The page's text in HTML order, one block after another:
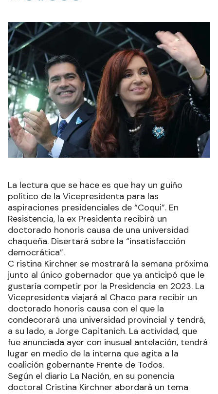
La lectura que se hace es que hay un guiño
político de la Vicepresidenta para las
aspiraciones presidenciales de “Coqui”. En
Resistencia, la ex Presidenta recibirá un
doctorado honoris causa de una universidad
chaqueña. Disertará sobre la “insatisfacción
democrática”.
C ristina Kirchner se mostrará la semana próxima
junto al único gobernador que ya anticipó que le
gustaría competir por la Presidencia en 2023. La
Vicepresidenta viajará al Chaco para recibir un
doctorado honoris causa con el que la
condecorará una universidad provincial y tendrá,
a su lado, a Jorge Capitanich. La actividad, que
fue anunciada ayer con inusual antelación, tendrá
lugar en medio de la interna que agita a la
coalición gobernante Frente de Todos.
Según el diario La Nación, en su ponencia
doctoral Cristina Kirchner abordará un tema